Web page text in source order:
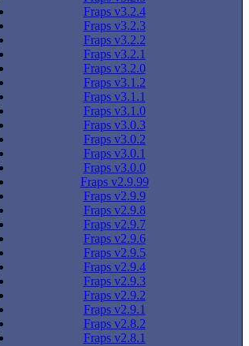
Fraps v3.2.4
Fraps v3.2.3
Fraps v3.2.2
Fraps v3.2.1
Fraps v3.2.0
Fraps v3.1.2
Fraps v3.1.1
Fraps v3.1.0
Fraps v3.0.3
Fraps v3.0.2
Fraps v3.0.1
Fraps v3.0.0
Fraps v2.9.99
Fraps v2.9.9
Fraps v2.9.8
Fraps v2.9.7
Fraps v2.9.6
Fraps v2.9.5
Fraps v2.9.4
Fraps v2.9.3
Fraps v2.9.2
Fraps v2.9.1
Fraps v2.8.2
Fraps v2.8.1